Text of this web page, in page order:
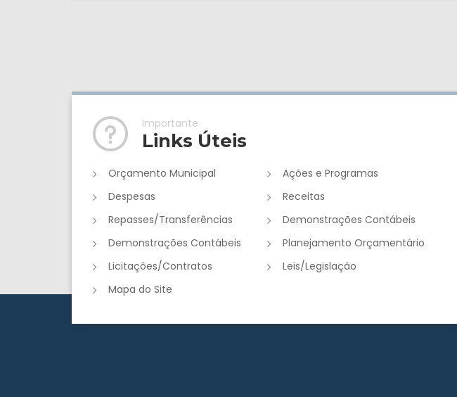
Importante
Links Úteis
Orçamento Municipal
Ações e Programas
Despesas
Receitas
Repasses/Transferências
Demonstrações Contábeis
Demonstrações Contábeis
Planejamento Orçamentário
Licitações/Contratos
Leis/Legislação
Mapa do Site